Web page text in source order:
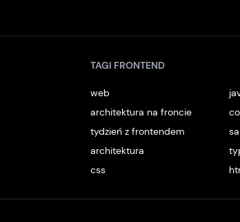
TAGI FRONTEND
web
architektura na froncie
tydzień z frontendem
architektura
css